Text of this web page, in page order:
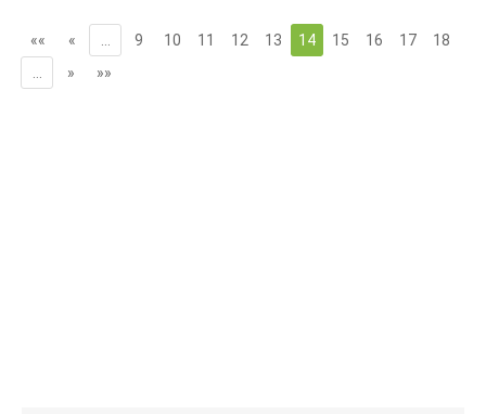
«« « 9 10 11 12 13 14 15 16 17
18
» »»